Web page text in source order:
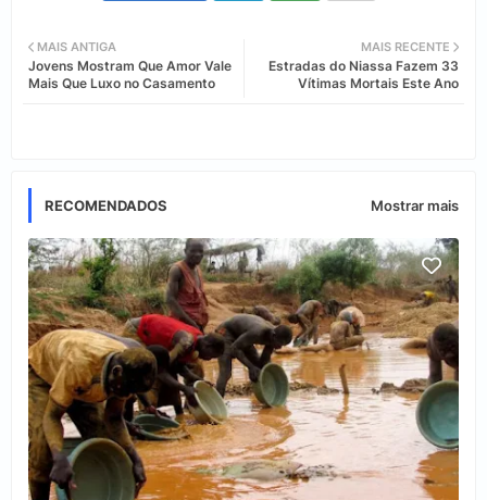
tter ats
MAIS RECENTE
Estradas do Niassa Fazem 33
Vítimas Mortais Este Ano
MAIS ANTIGA
Jovens Mostram Que Amor Vale
Mais Que Luxo no Casamento
RECOMENDADOS Mostrar mais